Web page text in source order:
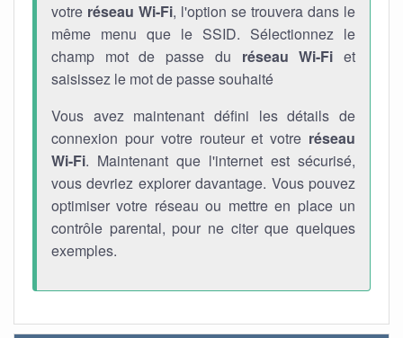
votre réseau Wi-Fi, l'option se trouvera dans le
même menu que le SSID. Sélectionnez le
champ mot de passe du réseau Wi-Fi et
saisissez le mot de passe souhaité
Vous avez maintenant défini les détails de
connexion pour votre routeur et votre réseau
Wi-Fi. Maintenant que l'internet est sécurisé,
vous devriez explorer davantage. Vous pouvez
optimiser votre réseau ou mettre en place un
contrôle parental, pour ne citer que quelques
exemples.